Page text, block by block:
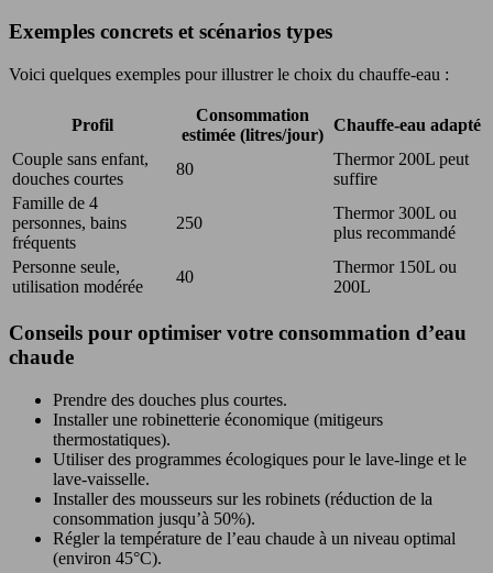
Exemples concrets et scénarios types
Voici quelques exemples pour illustrer le choix du chauffe-eau :
Profil
Consommation
estimée (litres/jour)
Chauffe-eau adapté
Couple sans enfant,
douches courtes
80
Thermor 200L peut
suffire
Famille de 4
personnes, bains
fréquents
250
Thermor 300L ou
plus recommandé
Personne seule,
utilisation modérée
40
Thermor 150L ou
200L
Conseils pour optimiser votre consommation d’eau
chaude
Prendre des douches plus courtes.
Installer une robinetterie économique (mitigeurs
thermostatiques).
Utiliser des programmes écologiques pour le lave-linge et le
lave-vaisselle.
Installer des mousseurs sur les robinets (réduction de la
consommation jusqu’à 50%).
Régler la température de l’eau chaude à un niveau optimal
(environ 45°C).